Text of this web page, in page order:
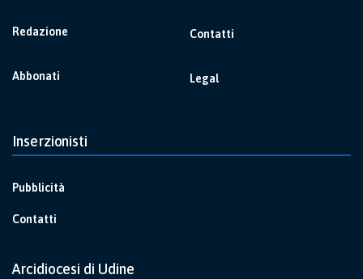
Redazione
Abbonati
Contatti
Legal
Inserzionisti
Pubblicità
Contatti
Arcidiocesi di Udine